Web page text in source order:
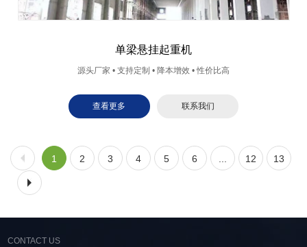
单梁悬挂起重机
源头厂家 • 支持定制 • 降本增效 • 性价比高
查看更多 联系我们
1 2 3 4 5 6 ... 12 13
CONTACT US